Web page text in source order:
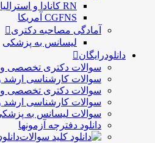
RN کانادا و استرالیا
CGFNS آمریکا
آمادگی مصاحبه دکتری
لیسانس به پزشکی
دانلودرایگان
سوالات دکتری تخصصی
سوالات کارشناسی ارشد
سوالات دکتری تخصصی
سوالات کارشناسی ارشد
سوالات لیسانس به
دانلود دفترچه آزمونها